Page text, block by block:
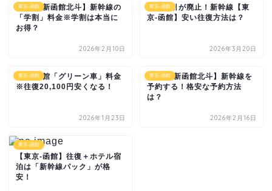
東京-函館
【東京-新函館北斗】新幹線の
「学割」料金※学割は本当に
お得？
2026年2月10日
東京-函館
往復割引が廃止！新幹線【東
京-函館】安い往復方法は？
2026年3月20日
東京-函館
東京-函館「グリーン車」料金
※往復20,100円安くなる！
2026年1月23日
東京-函館
【東京-新函館北斗】新幹線を
予約する！格安な予約方法
は？
2026年2月16日
東京-函館
【東京-函館】往復＋ホテル宿
泊は「新幹線パック」が格
安！